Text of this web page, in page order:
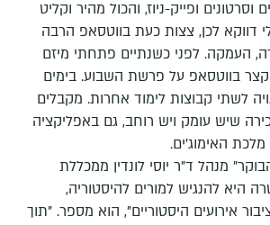
וסרטונים ופייק-ניוז, והכול מהיר וקליט
דווקא לכן, צצות כעת בווטסאפ הרבה
העמקה. לפני כשנתיים פתחתי מיזם
קצר בווטסאפ על פרשת השבוע. בימים
לשתי קבוצות לימוד אחרות. מקבלים
שיש עומק ויש רוחב, גם באפליקציה
האימוג'ים.
מנהל ד"ר יוסי לונדין ממכללת
היא להנגיש למורים להיסטוריה,
אירועים היסטוריים", הוא מספר. "תוך